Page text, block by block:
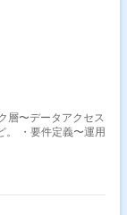
層〜データアクセス
。 ・要件定義〜運用